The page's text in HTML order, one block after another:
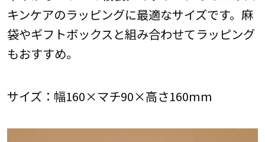
キンケアのラッピングに最適なサイズです。麻
袋やギフトボックスと組み合わせてラッピング
もおすすめ。
サイズ：幅160×マチ90×高さ160mm